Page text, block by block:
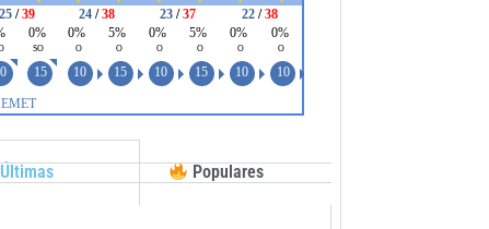
Últimas Populares